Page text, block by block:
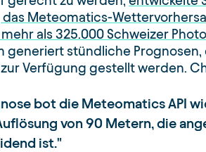
das Meteomatics-
als 325.000 Schweizer
generiert stündliche
Verfügung gestellt werden.
bot die Meteomatics API
von 90 Metern, die
ist.